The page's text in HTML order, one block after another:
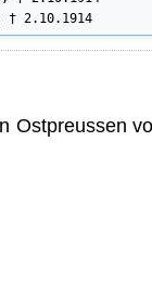
2.10.1914
Ostpreussen